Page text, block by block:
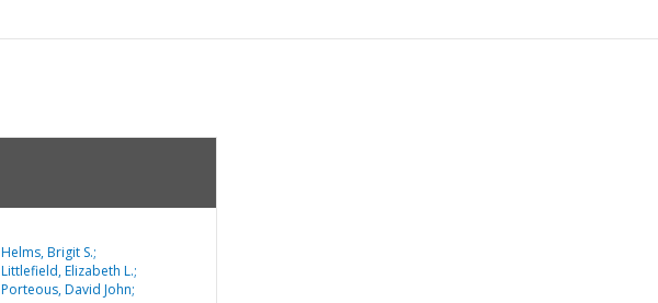
Helms, Brigit S.;
Littlefield, Elizabeth L.;
Porteous, David John;